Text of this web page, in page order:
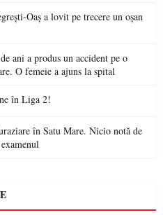
Oaș a lovit pe trecere un oșan
ani a produs un accident pe o
O femeie a ajuns la spital
în Liga 2!
în Satu Mare. Nicio notă de